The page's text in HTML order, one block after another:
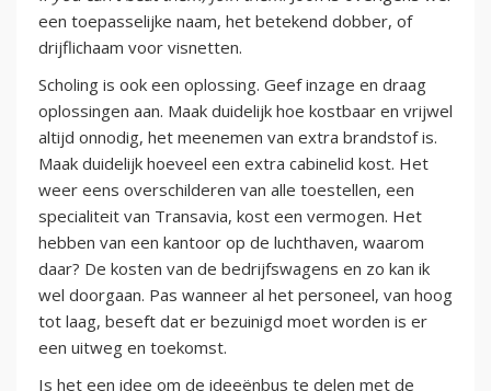
een toepasselijke naam, het betekend dobber, of
drijflichaam voor visnetten.
Scholing is ook een oplossing. Geef inzage en draag
oplossingen aan. Maak duidelijk hoe kostbaar en vrijwel
altijd onnodig, het meenemen van extra brandstof is.
Maak duidelijk hoeveel een extra cabinelid kost. Het
weer eens overschilderen van alle toestellen, een
specialiteit van Transavia, kost een vermogen. Het
hebben van een kantoor op de luchthaven, waarom
daar? De kosten van de bedrijfswagens en zo kan ik
wel doorgaan. Pas wanneer al het personeel, van hoog
tot laag, beseft dat er bezuinigd moet worden is er
een uitweg en toekomst.
Is het een idee om de ideeënbus te delen met de